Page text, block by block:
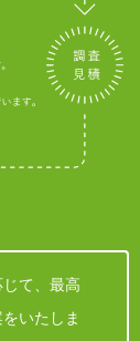
て、最高
いたしま